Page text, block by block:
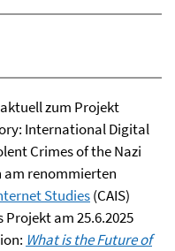
zum Projekt
International Digital
Crimes of the Nazi
am renommierten
Studies(CAIS)
am 25.6.2025
What is the Future of